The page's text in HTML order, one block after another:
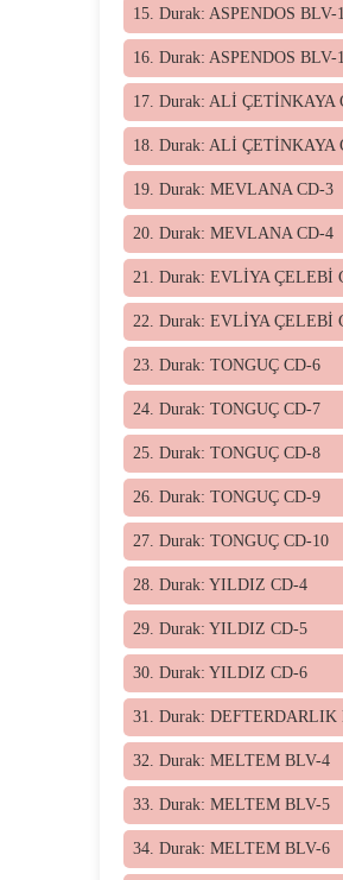
15. Durak: ASPENDOS BLV-
16. Durak: ASPENDOS BLV-
17. Durak: ALİ ÇETİNKAYA
18. Durak: ALİ ÇETİNKAYA
19. Durak: MEVLANA CD-3
20. Durak: MEVLANA CD-4
21. Durak: EVLİYA ÇELEBİ
22. Durak: EVLİYA ÇELEBİ
23. Durak: TONGUÇ CD-6
24. Durak: TONGUÇ CD-7
25. Durak: TONGUÇ CD-8
26. Durak: TONGUÇ CD-9
27. Durak: TONGUÇ CD-10
28. Durak: YILDIZ CD-4
29. Durak: YILDIZ CD-5
30. Durak: YILDIZ CD-6
31. Durak: DEFTERDARLIK
32. Durak: MELTEM BLV-4
33. Durak: MELTEM BLV-5
34. Durak: MELTEM BLV-6